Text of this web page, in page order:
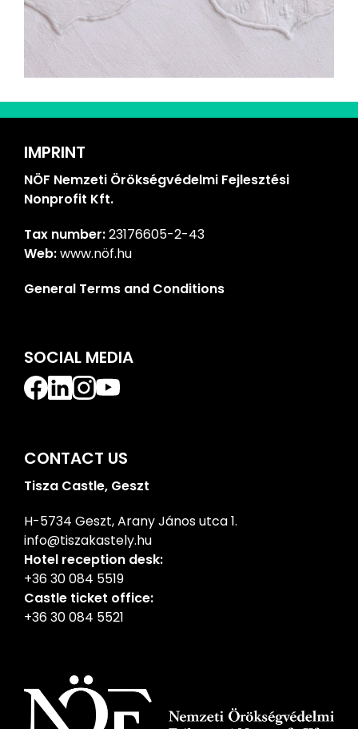
IMPRINT
NÖF Nemzeti Örökségvédelmi Fejlesztési
Nonprofit Kft.
Tax number:23176605-2-43
Web:www.nöf.hu
General Terms and Conditions
SOCIAL MEDIA
CONTACT US
Tisza Castle, Geszt
H-5734 Geszt, Arany János utca 1.
info@tiszakastely.hu
Hotel reception desk:
+36 30 084 5519
Castle ticket office:
+36 30 084 5521